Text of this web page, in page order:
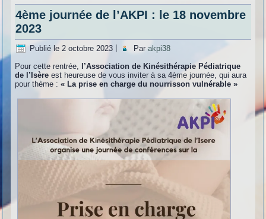
4ème journée de l’AKPI : le 18 novembre
2023
Publié le 2 octobre 2023 Par akpi38
Pour cette rentrée,
l’Association de Kinésithérapie Pédiatrique
de l’Isère est heureuse de vous inviter à sa 4ème journée, qui aura
pour thème :« La prise en charge du nourrisson vulnérable »